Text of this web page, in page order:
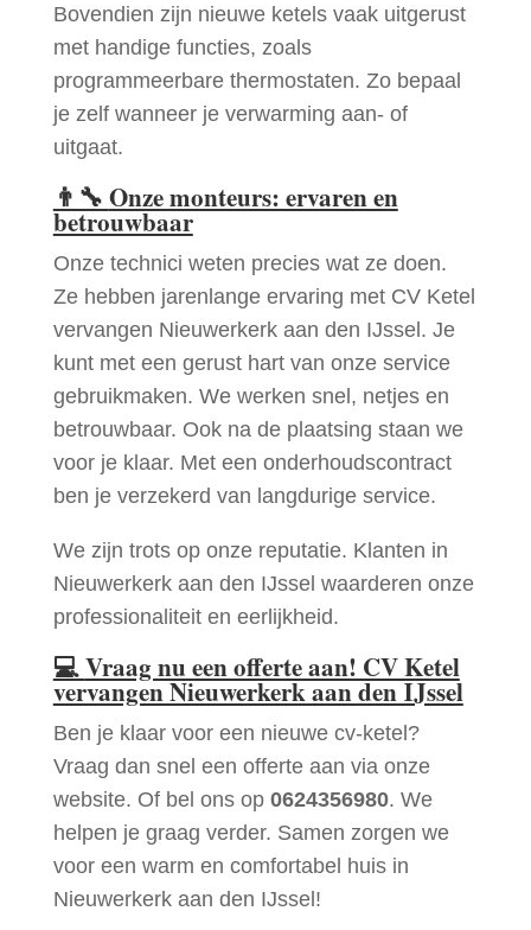
Bovendien zijn nieuwe ketels vaak uitgerust
met handige functies, zoals
programmeerbare thermostaten. Zo bepaal
je zelf wanneer je verwarming aan- of
uitgaat.
👨‍🔧 Onze monteurs: ervaren en
betrouwbaar
Onze technici weten precies wat ze doen.
Ze hebben jarenlange ervaring met CV Ketel
vervangen Nieuwerkerk aan den IJssel. Je
kunt met een gerust hart van onze service
gebruikmaken. We werken snel, netjes en
betrouwbaar. Ook na de plaatsing staan we
voor je klaar. Met een onderhoudscontract
ben je verzekerd van langdurige service.
We zijn trots op onze reputatie. Klanten in
Nieuwerkerk aan den IJssel waarderen onze
professionaliteit en eerlijkheid.
💻Vraag nu een offerte aan! CV Ketel
vervangen Nieuwerkerk aan den IJssel
Ben je klaar voor een nieuwe cv-ketel?
Vraag dan snel een offerte aan via onze
website. Of bel ons op 0624356980. We
helpen je graag verder. Samen zorgen we
voor een warm en comfortabel huis in
Nieuwerkerk aan den IJssel!